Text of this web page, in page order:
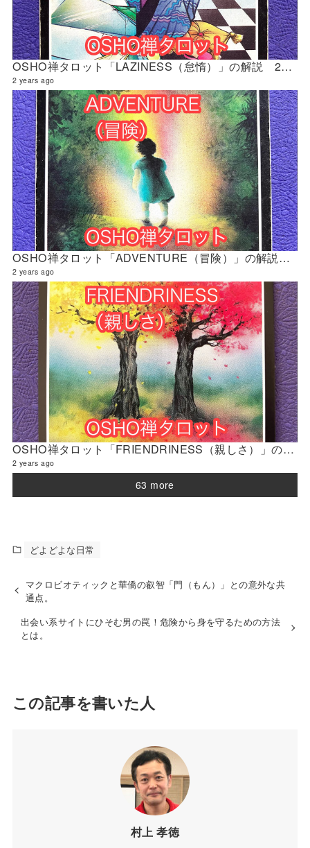
OSHO禅タロット「LAZINESS（怠惰）」の解説 2024年4月の門鑑定（修門）
2 years ago
OSHO禅タロット「ADVENTURE（冒険）」の解説 2024年4月の門鑑定（官門）
2 years ago
OSHO禅タロット「FRIENDRINESS（親しさ）」の解説 2024年3月の門鑑定（官門）
2 years ago
63 more
どよどよな日常
マクロビオティックと華僑の叡智「門（もん）」との意外な共
通点。
出会い系サイトにひそむ男の罠！危険から身を守るための方法
とは。
この記事を書いた人
村上 孝徳